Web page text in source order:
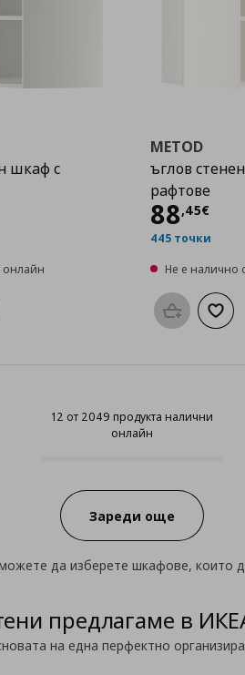
шкаф с
онлайн
καλάθιкъм списъка с любими
METOD
ъглов
рафтове
88,45€
Цена
445 точки
Не е налично
Προσθήκη στο
12 от 2049 продукта налични
онлайн
Зареди още
да изберете шкафове, които
предлагаме в
на една перфектно